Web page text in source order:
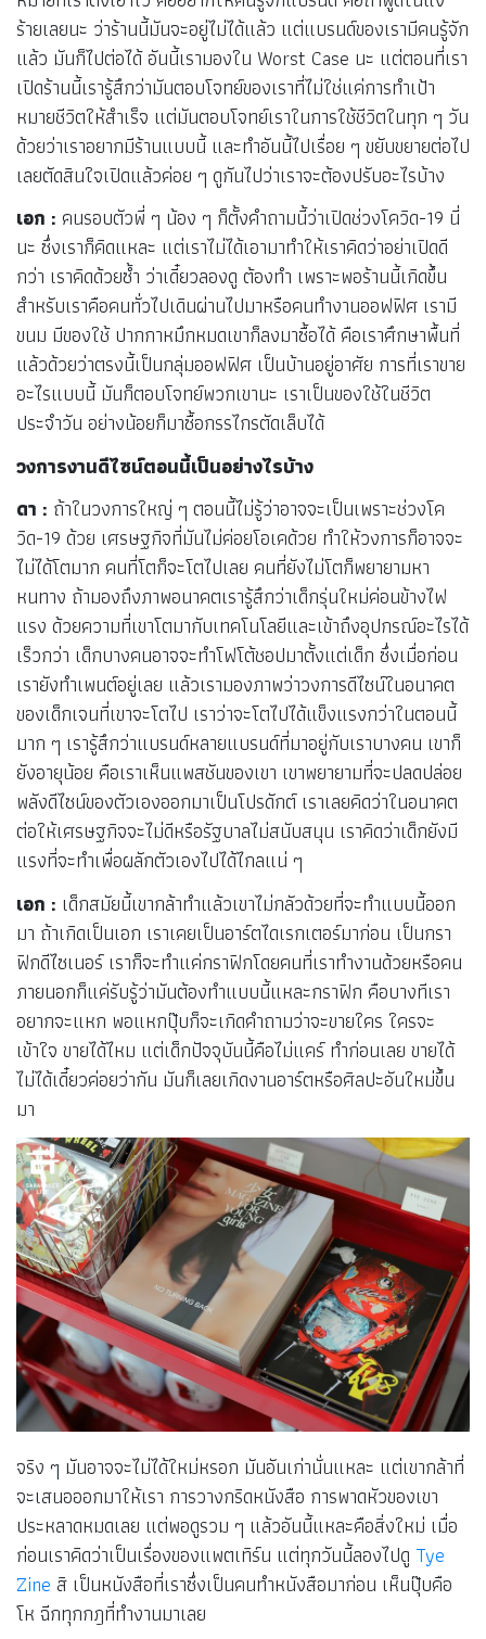
ร้ายเลยนะ ว่าร้านนี้มันจะอยู่ไม่ได้แล้ว แต่แบรนด์ของเรามีคนรู้จัก
แล้ว มันก็ไปต่อได้ อันนี้เรามองใน Worst Case นะ แต่ตอนที่เรา
เปิดร้านนี้เรารู้สึกว่ามันตอบโจทย์ของเราที่ไม่ใช่แค่การทำเป้า
หมายชีวิตให้สำเร็จ แต่มันตอบโจทย์เราในการใช้ชีวิตในทุก ๆ วัน
ด้วยว่าเราอยากมีร้านแบบนี้ และทำอันนี้ไปเรื่อย ๆ ขยับขยายต่อไป
เลยตัดสินใจเปิดแล้วค่อย ๆ ดูกันไปว่าเราจะต้องปรับอะไรบ้าง
เอก : คนรอบตัวพี่ ๆ น้อง ๆ ก็ตั้งคำถามนี้ว่าเปิดช่วงโควิด-19 นี่
นะ ซึ่งเราก็คิดแหละ แต่เราไม่ได้เอามาทำให้เราคิดว่าอย่าเปิดดี
กว่า เราคิดด้วยซ้ำ ว่าเดี๋ยวลองดู ต้องทำ เพราะพอร้านนี้เกิดขึ้น
สำหรับเราคือคนทั่วไปเดินผ่านไปมาหรือคนทำงานออฟฟิศ เรามี
ขนม มีของใช้ ปากกาหมึกหมดเขาก็ลงมาซื้อได้ คือเราศึกษาพื้นที่
แล้วด้วยว่าตรงนี้เป็นกลุ่มออฟฟิศ เป็นบ้านอยู่อาศัย การที่เราขาย
อะไรแบบนี้ มันก็ตอบโจทย์พวกเขานะ เราเป็นของใช้ในชีวิต
ประจำวัน อย่างน้อยก็มาซื้อกรรไกรตัดเล็บได้
วงการงานดีไซน์ตอนนี้เป็นอย่างไรบ้าง
ดา : ถ้าในวงการใหญ่ ๆ ตอนนี้ไม่รู้ว่าอาจจะเป็นเพราะช่วงโค
วิด-19 ด้วย เศรษฐกิจที่มันไม่ค่อยโอเคด้วย ทำให้วงการก็อาจจะ
ไม่ได้โตมาก คนที่โตก็จะโตไปเลย คนที่ยังไม่โตก็พยายามหา
หนทาง ถ้ามองถึงภาพอนาคตเรารู้สึกว่าเด็กรุ่นใหม่ค่อนข้างไฟ
แรง ด้วยความที่เขาโตมากับเทคโนโลยีและเข้าถึงอุปกรณ์อะไรได้
เร็วกว่า เด็กบางคนอาจจะทำโฟโต้ชอปมาตั้งแต่เด็ก ซึ่งเมื่อก่อน
เรายังทำเพนต์อยู่เลย แล้วเรามองภาพว่าวงการดีไซน์ในอนาคต
ของเด็กเจนที่เขาจะโตไป เราว่าจะโตไปได้แข็งแรงกว่าในตอนนี้
มาก ๆ เรารู้สึกว่าแบรนด์หลายแบรนด์ที่มาอยู่กับเราบางคน เขาก็
ยังอายุน้อย คือเราเห็นแพสชันของเขา เขาพยายามที่จะปลดปล่อย
พลังดีไซน์ของตัวเองออกมาเป็นโปรดักต์ เราเลยคิดว่าในอนาคต
ต่อให้เศรษฐกิจจะไม่ดีหรือรัฐบาลไม่สนับสนุน เราคิดว่าเด็กยังมี
แรงที่จะทำเพื่อผลักตัวเองไปได้ไกลแน่ ๆ
เอก : เด็กสมัยนี้เขากล้าทำแล้วเขาไม่กลัวด้วยที่จะทำแบบนี้ออก
มา ถ้าเกิดเป็นเอก เราเคยเป็นอาร์ตไดเรกเตอร์มาก่อน เป็นกรา
ฟิกดีไซเนอร์ เราก็จะทำแค่กราฟิกโดยคนที่เราทำงานด้วยหรือคน
ภายนอกก็แค่รับรู้ว่ามันต้องทำแบบนี้แหละกราฟิก คือบางทีเรา
อยากจะแหก พอแหกปุ๊บก็จะเกิดคำถามว่าจะขายใคร ใครจะ
เข้าใจ ขายได้ไหม แต่เด็กปัจจุบันนี้คือไม่แคร์ ทำก่อนเลย ขายได้
ไม่ได้เดี๋ยวค่อยว่ากัน มันก็เลยเกิดงานอาร์ตหรือศิลปะอันใหม่ขึ้น
มา
จริง ๆ มันอาจจะไม่ได้ใหม่หรอก มันอันเก่านั่นแหละ แต่เขากล้าที่
จะเสนอออกมาให้เรา การวางกริดหนังสือ การพาดหัวของเขา
ประหลาดหมดเลย แต่พอดูรวม ๆ แล้วอันนี้แหละคือสิ่งใหม่ เมื่อ
ก่อนเราคิดว่าเป็นเรื่องของแพตเทิร์น แต่ทุกวันนี้ลองไปดู Tye
Zine สิ เป็นหนังสือที่เราซึ่งเป็นคนทำหนังสือมาก่อน เห็นปุ๊บคือ
โห ฉีกทุกกฎที่ทำงานมาเลย